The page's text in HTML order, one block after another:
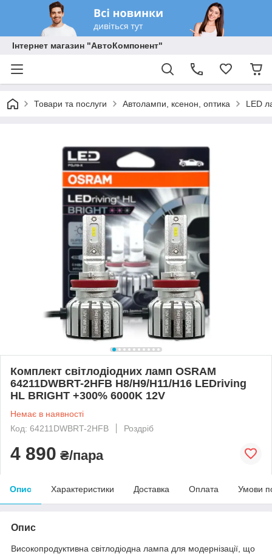
Інтернет магазин "АвтоКомпонент"
Товари та послуги Автолампи, ксенон, оптика LED
Комплект світлодіодних ламп OSRAM
64211DWBRT-2HFB H8/H9/H11/H16 LEDriving
HL BRIGHT +300% 6000K 12V
Немає в наявності
Код: 64211DWBRT-2HFB
Роздріб
4 890 ₴/пара
Опис Характеристики Доставка Оплата Умови
Опис
Високопродуктивна світлодіодна лампа для модернізації, що